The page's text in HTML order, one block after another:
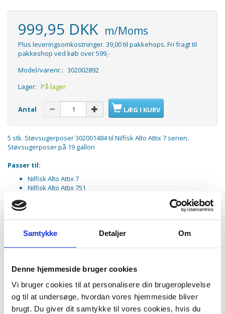
Samtykke Detaljer Om
Denne hjemmeside bruger cookies
Vi bruger cookies til at personalisere din brugeroplevelse
og til at undersøge, hvordan vores hjemmeside bliver
brugt. Du giver dit samtykke til vores cookies, hvis du
999,95 DKK m/Moms
Plus leveringsomkostninger. 39,00 til pakkehops. Fri fragt til
pakkeshop ved køb over 599,-
Model/varenr.: 302002892
Lager: På lager
Antal LÆG I KURV
5 stk. Støvsugerposer 302001484 til Nilfisk Alto Attix 7 serien.
Støvsugerposer på 19 gallon
Passer til:
Nilfisk Alto Attix 7
Nilfisk Alto Attix 751
Nilfisk Alto IVB 7
Nilfisk Alto MAXXI II 55/75
Nilfisk Alto Attix 19 Gallon
Indhold:
5 stk. støvsugerposer